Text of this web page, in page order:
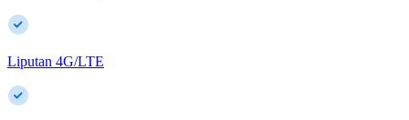
Liputan 4G/LTE